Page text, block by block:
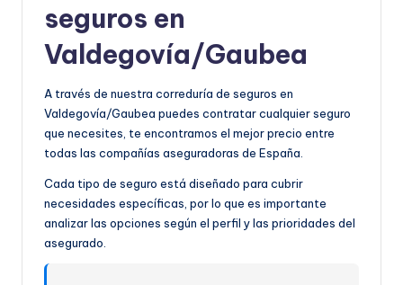
seguros en
Valdegovía/Gaubea
A través de nuestra correduría de seguros en
Valdegovía/Gaubea puedes contratar cualquier seguro
que necesites, te encontramos el mejor precio entre
todas las compañías aseguradoras de España.
Cada tipo de seguro está diseñado para cubrir
necesidades específicas, por lo que es importante
analizar las opciones según el perfil y las prioridades del
asegurado.